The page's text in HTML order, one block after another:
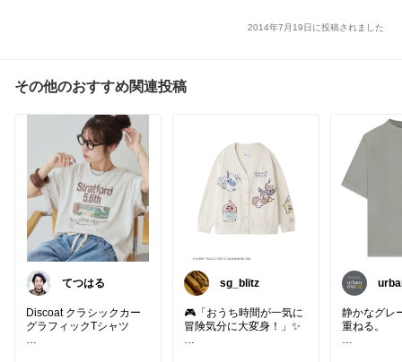
2014年7月19日に投稿されました
その他のおすすめ関連投稿
てつはる
Discoat クラシックカー
グラフィックTシャツ
sg_blitz
🎮「おうち時間が一気に
冒険気分に大変身！」✨
静かなグレ
重ねる。